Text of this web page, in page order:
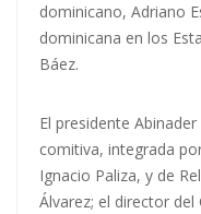
dominicano, Adriano
dominicana en los
Báez.
El presidente
comitiva, integrada
Ignacio Paliza, y de
Álvarez; el director del